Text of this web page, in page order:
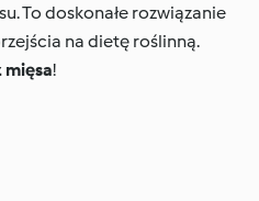
To doskonałe rozwiązanie
na dietę roślinną.
mięsa!